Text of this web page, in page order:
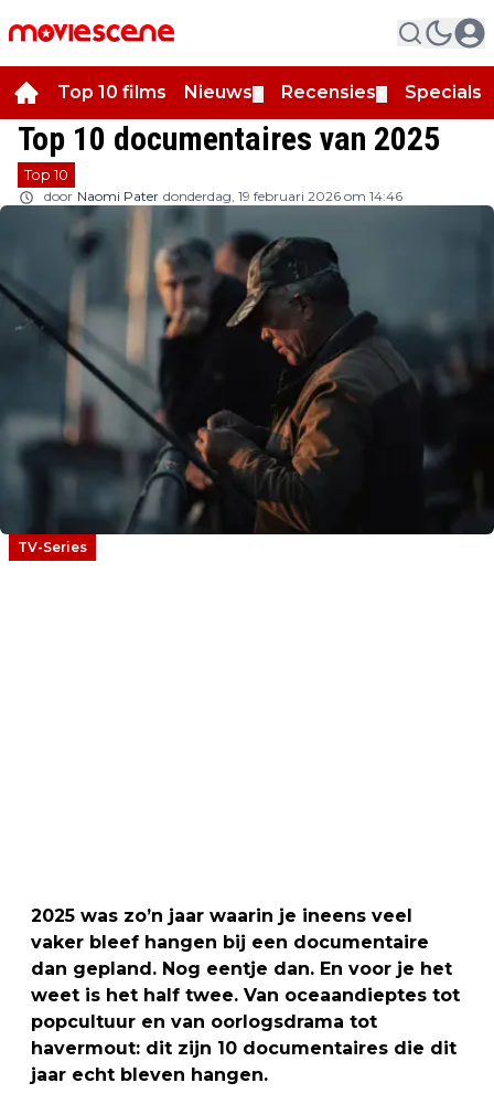
Top 10 films Nieuws Recensies Specials
Top 10 documentaires van 2025
Top 10
door Naomi Pater donderdag, 19 februari 2026 om 14:46
TV-Series
2025 was zo’n jaar waarin je ineens veel
vaker bleef hangen bij een documentaire
dan gepland. Nog eentje dan. En voor je het
weet is het half twee. Van oceaandieptes tot
popcultuur en van oorlogsdrama tot
havermout: dit zijn 10 documentaires die dit
jaar echt bleven hangen.